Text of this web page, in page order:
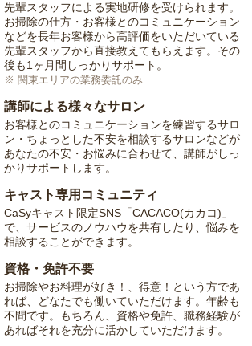
先輩スタッフによる実地研修を受けられます。
お掃除の仕方・お客様とのコミュニケーション
などを長年お客様から高評価をいただいている
先輩スタッフから直接教えてもらえます。その
後も1ヶ月間しっかりサポート。
※ 関東エリアの業務委託のみ
講師による様々なサロン
お客様とのコミュニケーションを練習するサロ
ン・ちょっとした不安を相談するサロンなどが
あなたの不安・お悩みに合わせて、講師がしっ
かりサポートします。
キャスト専用コミュニティ
CaSyキャスト限定SNS「CACACO(カカコ)」
で、サービスのノウハウを共有したり、悩みを
相談することができます。
資格・免許不要
お掃除やお料理が好き！、得意！という方であ
れば、どなたでも働いていただけます。年齢も
不問です。もちろん、資格や免許、職務経験が
あればそれを充分に活かしていただけます。